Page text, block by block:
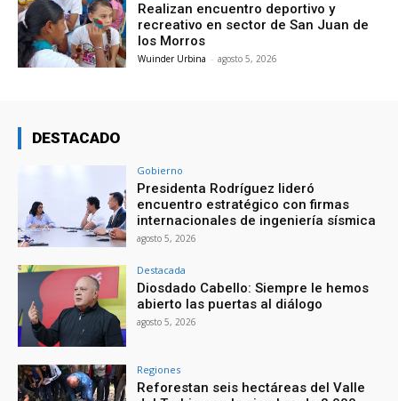
Realizan encuentro deportivo y
recreativo en sector de San Juan de
los Morros
Wuinder Urbina - agosto 5, 2026
DESTACADO
Gobierno
Presidenta Rodríguez lideró
encuentro estratégico con firmas
internacionales de ingeniería sísmica
agosto 5, 2026
Destacada
Diosdado Cabello: Siempre le hemos
abierto las puertas al diálogo
agosto 5, 2026
Regiones
Reforestan seis hectáreas del Valle